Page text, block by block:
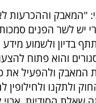
"המאבק וההכרעות
יש לשר הפנים
בדיון ולשמוע
והוא פתוח
המאבק ולהפעיל
ולתקנו